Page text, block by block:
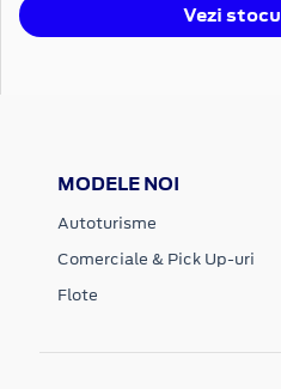
Vezi
MODELE NOI
Autoturisme
Comerciale & Pick Up-uri
Flote